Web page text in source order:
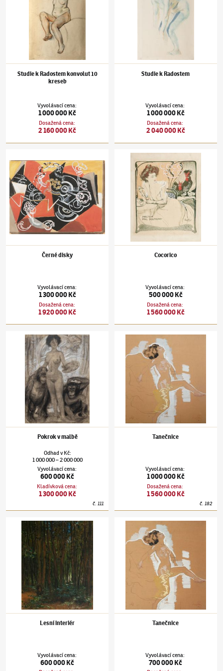
Studie k Radostem konvolut 10
kreseb
Vyvolávací cena:
1 000 000 Kč
Dosažená cena:
2 160 000 Kč
Studie k Radostem
Vyvolávací cena:
1 000 000 Kč
Dosažená cena:
2 040 000 Kč
Černé disky
Vyvolávací cena:
1 300 000 Kč
Dosažená cena:
1 920 000 Kč
František Kupka(1871–1957)Cocorico
Cocorico
Vyvolávací cena:
500 000 Kč
Dosažená cena:
1 560 000 Kč
František Kupka(1871–1957)Pokrok v malbě
Pokrok v malbě
Odhadv Kč:
1 000 000–2 000 000
Vyvolávací cena:
600 000 Kč
Kladívková cena:
1 300 000 Kč
č.111
František Kupka(1871–1957)Tanečnice
Tanečnice
Vyvolávací cena:
1 000 000 Kč
Dosažená cena:
1 560 000 Kč
č.182
František Kupka(1871–1957)Lesní interiér
Lesní interiér
Vyvolávací cena:
600 000 Kč
František Kupka(1871–1957)Tanečnice
Tanečnice
Vyvolávací cena:
700 000 Kč